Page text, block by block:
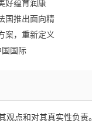
好蕴育润康
国推出面向精
案，重新定义
国际
点和对其真实性负责。